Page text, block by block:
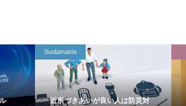
Sustainable
近所づきあいが良い人は防災対